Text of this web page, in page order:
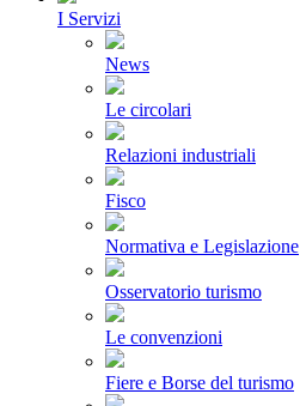
I Servizi
News
Le circolari
Relazioni industriali
Fisco
Normativa e Legislazione
Osservatorio turismo
Le convenzioni
Fiere e Borse del turismo